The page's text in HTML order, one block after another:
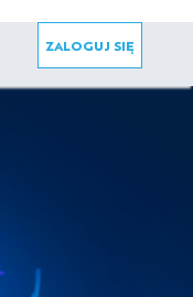
ZALOGUJ SIĘ